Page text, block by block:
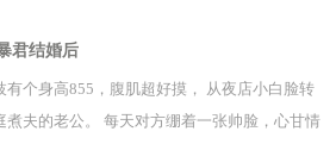
诺盯上，魔鳞病突然严重又被送去化城郭被提
治疗。谁来救救她吧！她要毕不了业了！！艾
了眼她的论文六稿：“改了五遍，还没有通过八
君结婚后
有个身高855，腹肌超好摸， 从夜店小白脸转
煮夫的老公。 每天对方绷着一张帅脸，心甘情